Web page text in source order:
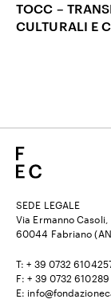
TOCC –
CULTURALI E
SEDE LEGALE
Via Ermanno Casoli,
60044 Fabriano
T: + 39 0732
F: + 39 0732 610289
E: